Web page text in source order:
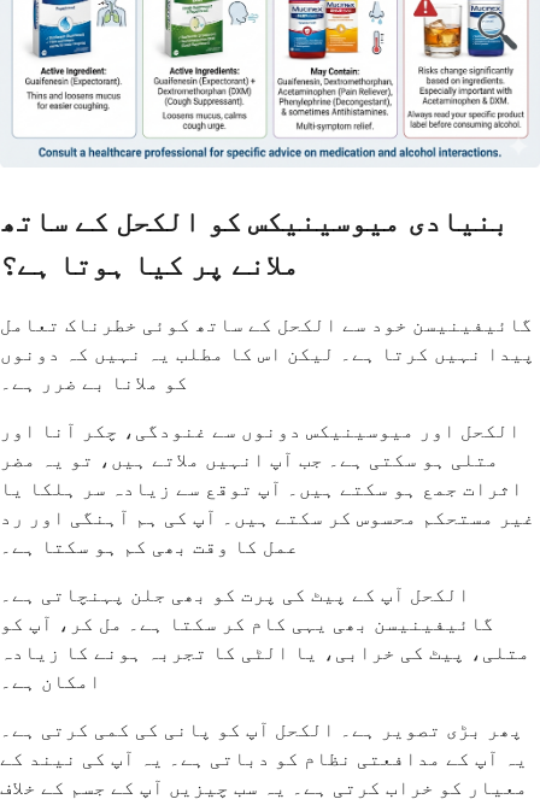
بنیادی میوسینیکس کو الکحل کے ساتھ
ملانے پر کیا ہوتا ہے؟
گائیفینیسن خود سے الکحل کے ساتھ کوئی خطرناک تعامل
پیدا نہیں کرتا ہے۔ لیکن اس کا مطلب یہ نہیں کہ دونوں
کو ملانا بے ضرر ہے۔
الکحل اور میوسینیکس دونوں سے غنودگی، چکر آنا اور
متلی ہو سکتی ہے۔ جب آپ انہیں ملاتے ہیں، تو یہ مضر
اثرات جمع ہو سکتے ہیں۔ آپ توقع سے زیادہ سر ہلکا یا
غیر مستحکم محسوس کر سکتے ہیں۔ آپ کی ہم آہنگی اور رد
عمل کا وقت بھی کم ہو سکتا ہے۔
الکحل آپ کے پیٹ کی پرت کو بھی جلن پہنچاتی ہے۔
گائیفینیسن بھی یہی کام کر سکتا ہے۔ مل کر، آپ کو
متلی، پیٹ کی خرابی، یا الٹی کا تجربہ ہونے کا زیادہ
امکان ہے۔
پھر بڑی تصویر ہے۔ الکحل آپ کو پانی کی کمی کرتی ہے۔
یہ آپ کے مدافعتی نظام کو دباتی ہے۔ یہ آپ کی نیند کے
معیار کو خراب کرتی ہے۔ یہ سب چیزیں آپ کے جسم کے خلاف